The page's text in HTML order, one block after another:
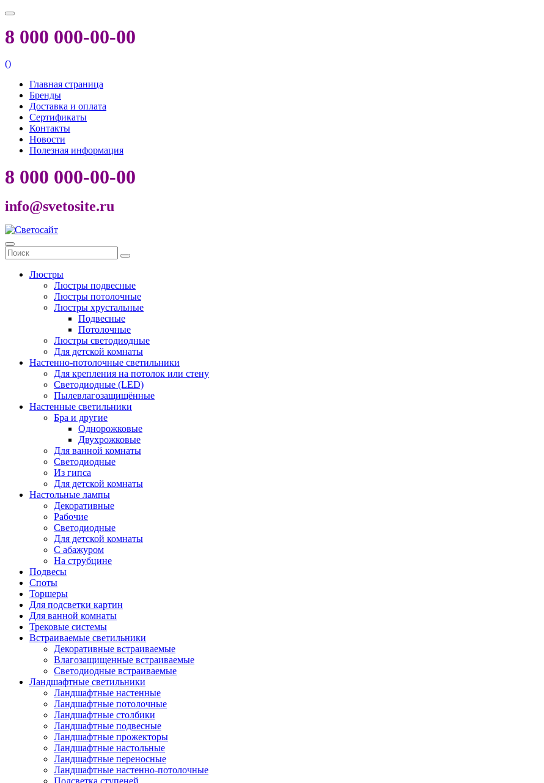
8 000 000-00-00
()
Главная страница
Бренды
Доставка и оплата
Сертификаты
Контакты
Новости
Полезная информация
8 000 000-00-00
info@svetosite.ru
Люстры
Люстры подвесные
Люстры потолочные
Люстры хрустальные
Подвесные
Потолочные
Люстры светодиодные
Для детской комнаты
Настенно-потолочные светильники
Для крепления на потолок или стену
Светодиодные (LED)
Пылевлагозащищённые
Настенные светильники
Бра и другие
Однорожковые
Двухрожковые
Для ванной комнаты
Светодиодные
Из гипса
Для детской комнаты
Настольные лампы
Декоративные
Рабочие
Светодиодные
Для детской комнаты
С абажуром
На струбцине
Подвесы
Споты
Торшеры
Для подсветки картин
Для ванной комнаты
Трековые системы
Встраиваемые светильники
Декоративные встраиваемые
Влагозащищенные встраиваемые
Светодиодные встраиваемые
Ландшафтные светильники
Ландшафтные настенные
Ландшафтные потолочные
Ландшафтные столбики
Ландшафтные подвесные
Ландшафтные прожекторы
Ландшафтные настольные
Ландшафтные переносные
Ландшафтные настенно-потолочные
Подсветка ступеней